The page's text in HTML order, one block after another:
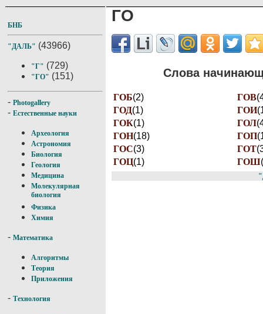
БНБ
"ДАЛЬ" (43966)
"Г" (729)
"ГО" (151)
- Photogallery
- Естественные науки
Археология
Астрономия
Биология
Геология
Медицина
Молекулярная
биология
Физика
Химия
- Математика
Алгоритмы
Теория
Приложения
- Технология
ГО
Слова
ГОБ(2) ГОВ
ГОД(1) ГОИ
ГОК(1) ГОЛ
ГОН(18) ГОП
ГОС(3) ГОТ
ГОЦ(1) ГОШ